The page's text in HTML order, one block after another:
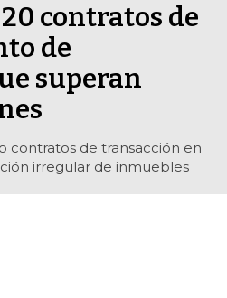
contratos de
de
superan
contratos de transacción en
irregular de inmuebles